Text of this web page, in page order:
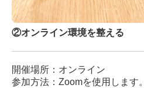
②オンライン環境を整える
開催場所：オンライン
参加方法：Zoomを使用します。